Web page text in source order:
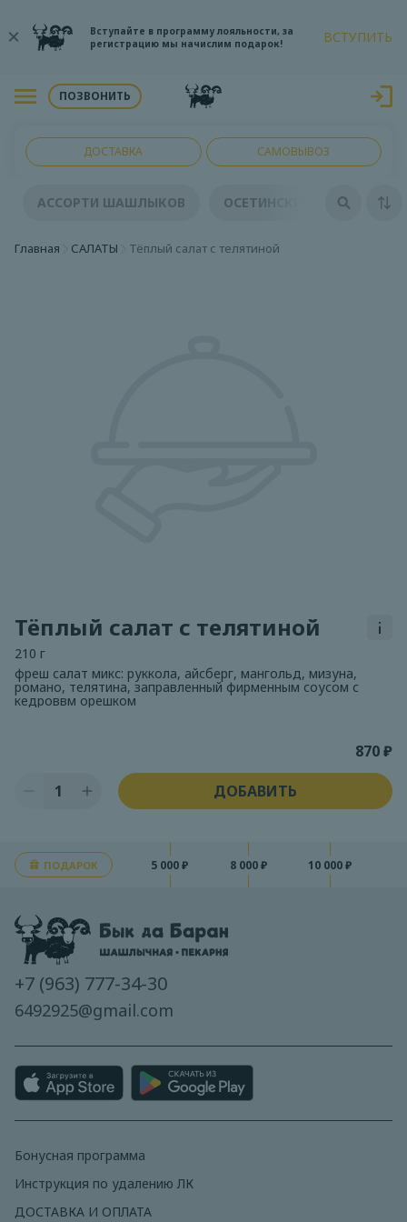
Вступайте в программу лояльности, за
регистрацию мы начислим подарок!
ВСТУПИТЬ
ПОЗВОНИТЬ
ДОСТАВКА САМОВЫВОЗ
АССОРТИ ШАШЛЫКОВ ОСЕТИНСКИЕ ПИРОГИ
Главная САЛАТЫ Тёплый салат с телятиной
Тёплый салат с телятиной
210 г
фреш салат микс: руккола, айсберг, мангольд, мизуна,
романо, телятина, заправленный фирменным соусом с
кедроввм орешком
870 ₽
1
ДОБАВИТЬ
ПОДАРОК 5 000 ₽ 8 000 ₽ 10 000 ₽
+7 (963) 777-34-30
6492925@gmail.com
Бонусная программа
Инструкция по удалению ЛК
ДОСТАВКА И ОПЛАТА